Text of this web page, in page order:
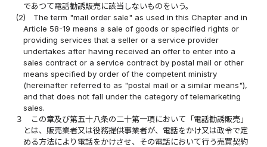
であつて電話勧誘販売に該当しないものをいう。
(2)
The term "mail order sale" as used in this Chapter and in
Article 58-19 means a sale of goods or specified rights or
providing services that a seller or a service provider
undertakes after having received an offer to enter into a
sales contract or a service contract by postal mail or other
means specified by order of the competent ministry
(hereinafter referred to as "postal mail or a similar means"),
and that does not fall under the category of telemarketing
sales.
３
この章及び第五十八条の二十第一項において「電話勧誘販売」
とは、販売業者又は役務提供事業者が、電話をかけ又は政令で定
める方法により電話をかけさせ、その電話において行う売買契約